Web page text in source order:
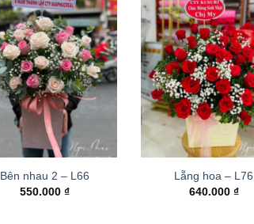
Bên nhau 2 – L66
550.000 ₫
Lẵng hoa – L76
640.000 ₫